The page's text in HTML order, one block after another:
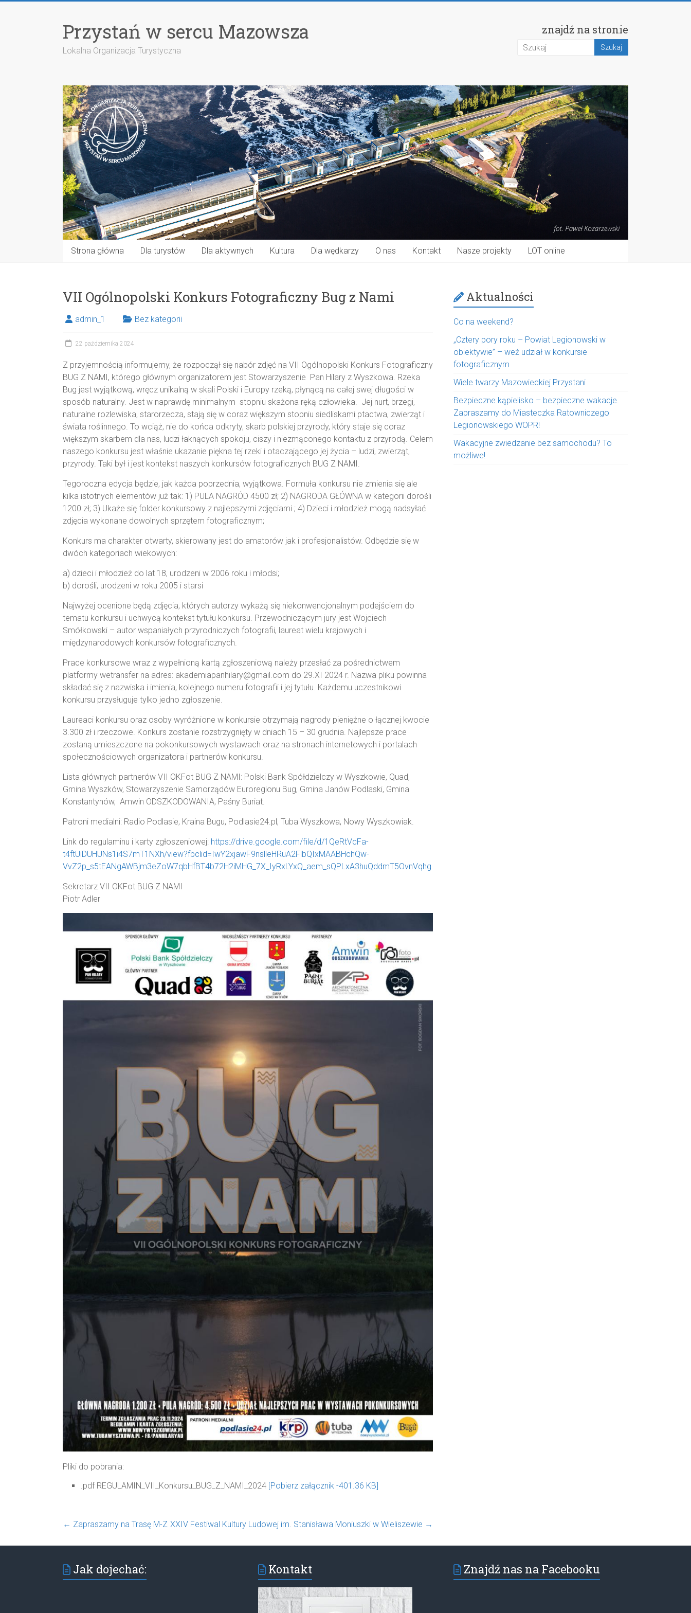
Przystań w sercu Mazowsza
Lokalna Organizacja Turystyczna
znajdź na stronie
Strona główna Dla turystów Dla aktywnych Kultura Dla wędkarzy O nas Kontakt Nasze projekty LOT online
VII Ogólnopolski Konkurs Fotograficzny Bug z Nami
admin_1 Bez kategorii
22 października 2024
Z przyjemnością informujemy, że rozpoczął się nabór zdjęć na VII Ogólnopolski Konkurs Fotograficzny
BUG Z NAMI, którego głównym organizatorem jest Stowarzyszenie Pan Hilary z Wyszkowa. Rzeka
Bug jest wyjątkową, wręcz unikalną w skali Polski i Europy rzeką, płynącą na całej swej długości w
sposób naturalny. Jest w naprawdę minimalnym stopniu skażona ręką człowieka. Jej nurt, brzegi,
naturalne rozlewiska, starorzecza, stają się w coraz większym stopniu siedliskami ptactwa, zwierząt i
świata roślinnego. To wciąż, nie do końca odkryty, skarb polskiej przyrody, który staje się coraz
większym skarbem dla nas, ludzi łaknących spokoju, ciszy i niezmąconego kontaktu z przyrodą. Celem
naszego konkursu jest właśnie ukazanie piękna tej rzeki i otaczającego jej życia – ludzi, zwierząt,
przyrody. Taki był i jest kontekst naszych konkursów fotograficznych BUG Z NAMI.
Tegoroczna edycja będzie, jak każda poprzednia, wyjątkowa. Formuła konkursu nie zmienia się ale
kilka istotnych elementów już tak: 1) PULA NAGRÓD 4500 zł; 2) NAGRODA GŁÓWNA w kategorii dorośli
1200 zł; 3) Ukaże się folder konkursowy z najlepszymi zdjęciami ; 4) Dzieci i młodzież mogą nadsyłać
zdjęcia wykonane dowolnych sprzętem fotograficznym;
Konkurs ma charakter otwarty, skierowany jest do amatorów jak i profesjonalistów. Odbędzie się w
dwóch kategoriach wiekowych:
a) dzieci i młodzież do lat 18, urodzeni w 2006 roku i młodsi;
b) dorośli, urodzeni w roku 2005 i starsi
Najwyżej ocenione będą zdjęcia, których autorzy wykażą się niekonwencjonalnym podejściem do
tematu konkursu i uchwycą kontekst tytułu konkursu. Przewodniczącym jury jest Wojciech
Smółkowski – autor wspaniałych przyrodniczych fotografii, laureat wielu krajowych i
międzynarodowych konkursów fotograficznych.
Prace konkursowe wraz z wypełnioną kartą zgłoszeniową należy przesłać za pośrednictwem
platformy wetransfer na adres: akademiapanhilary@gmail.com do 29.XI 2024 r. Nazwa pliku powinna
składać się z nazwiska i imienia, kolejnego numeru fotografii i jej tytułu. Każdemu uczestnikowi
konkursu przysługuje tylko jedno zgłoszenie.
Laureaci konkursu oraz osoby wyróżnione w konkursie otrzymają nagrody pieniężne o łącznej kwocie
3.300 zł i rzeczowe. Konkurs zostanie rozstrzygnięty w dniach 15 – 30 grudnia. Najlepsze prace
zostaną umieszczone na pokonkursowych wystawach oraz na stronach internetowych i portalach
społecznościowych organizatora i partnerów konkursu.
Lista głównych partnerów VII OKFot BUG Z NAMI: Polski Bank Spółdzielczy w Wyszkowie, Quad,
Gmina Wyszków, Stowarzyszenie Samorządów Euroregionu Bug, Gmina Janów Podlaski, Gmina
Konstantynów, Amwin ODSZKODOWANIA, Paśny Buriat.
Patroni medialni: Radio Podlasie, Kraina Bugu, Podlasie24.pl, Tuba Wyszkowa, Nowy Wyszkowiak.
Link do regulaminu i karty zgłoszeniowej: https://drive.google.com/file/d/1QeRtVcFa-
t4ftUiDUHUNs1i4S7mT1NXh/view?fbclid=IwY2xjawF9nslleHRuA2FlbQIxMAABHchQw-
VvZ2p_s5tEANgAWBjm3eZoW7qbHfBT4b72H2iMHG_7X_IyRxLYxQ_aem_sQPLxA3huQddmT5OvnVqhg
Sekretarz VII OKFot BUG Z NAMI
Piotr Adler
Pliki do pobrania:
.pdf REGULAMIN_VII_Konkursu_BUG_Z_NAMI_2024 [Pobierz załącznik -401.36 KB]
← Zapraszamy na Trasę M-Z XXIV Festiwal Kultury Ludowej im. Stanisława Moniuszki w Wieliszewie →
Aktualności
Co na weekend?
„Cztery pory roku – Powiat Legionowski w
obiektywie” – weź udział w konkursie
fotograficznym
Wiele twarzy Mazowieckiej Przystani
Bezpieczne kąpielisko – bezpieczne wakacje.
Zapraszamy do Miasteczka Ratowniczego
Legionowskiego WOPR!
Wakacyjne zwiedzanie bez samochodu? To
możliwe!
Jak dojechać: Kontakt Znajdź nas na Facebooku